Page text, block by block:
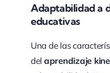
Adaptabilidad a
educativas
Una de las
del aprendizaje